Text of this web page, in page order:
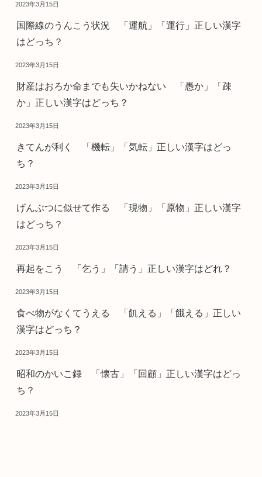
2023年3月15日
国際線のうんこう状況 「運航」「運行」正しい漢字
はどっち？
2023年3月15日
財産はおろか命までも失いかねない 「愚か」「疎
か」正しい漢字はどっち？
2023年3月15日
きてんが利く 「機転」「気転」正しい漢字はどっ
ち？
2023年3月15日
げんぶつに似せて作る 「現物」「原物」正しい漢字
はどっち？
2023年3月15日
再起をこう 「乞う」「請う」正しい漢字はどれ？
2023年3月15日
食べ物がなくてうえる 「飢える」「餓える」正しい
漢字はどっち？
2023年3月15日
昭和のかいこ録 「懐古」「回顧」正しい漢字はどっ
ち？
2023年3月15日